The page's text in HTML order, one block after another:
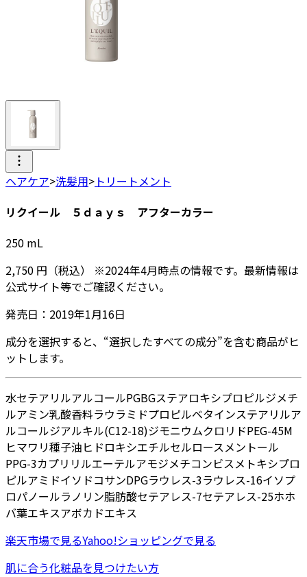
ヘアケア>洗髪用> トリートメント
リクイール ５ｄａｙｓ アフターカラー
250 mL
2,750 円 （税込） ※2024年4月時点の情報です。最新情報は
公式サイト等でご確認ください。
発売日： 2019年1月16日
成分を選択すると、“選択したすべての成分”を含む商品がヒ
ットします。
水セテアリルアルコールPGBGステアロキシプロピルジメチ
ルアミン乳酸香料ラウラミドプロピルベタインステアリルア
ルコールジアルキル(C12-18)ジモニウムクロリドPEG-45M
ヒマワリ種子油ヒドロキシエチルセルロースメントール
PPG-3カプリリルエーテルアモジメチコンビスメトキシプロ
ピルアミドイソドコサンDPGラウレス-3ラウレス-16イソプ
ロパノールラノリン脂肪酸セテアレス-7セテアレス-25ホホ
バ葉エキスアボカドエキス
楽天市場で見るYahoo!ショッピングで見る
肌に合う化粧品を見つけたい方